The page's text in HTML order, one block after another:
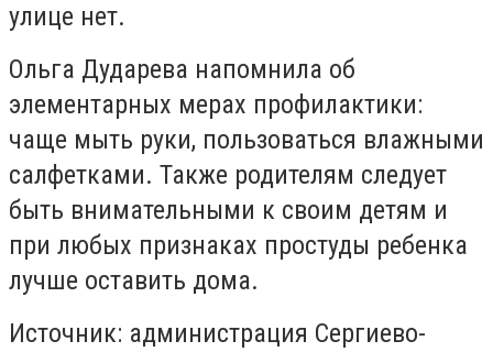
улице нет.
Ольга Дударева напомнила об
элементарных мерах профилактики:
чаще мыть руки, пользоваться влажными
салфетками. Также родителям следует
быть внимательными к своим детям и
при любых признаках простуды ребенка
лучше оставить дома.
Источник: администрация Сергиево-